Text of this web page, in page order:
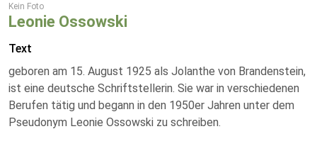
Kein Foto
Leonie Ossowski
Text
geboren am 15. August 1925 als Jolanthe von Brandenstein,
ist eine deutsche Schriftstellerin. Sie war in verschiedenen
Berufen tätig und begann in den 1950er Jahren unter dem
Pseudonym Leonie Ossowski zu schreiben.